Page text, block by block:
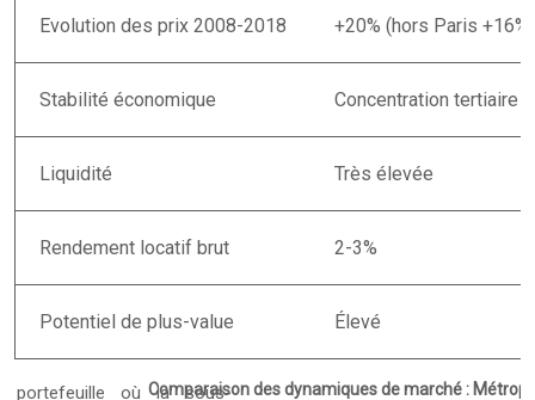
Comparaison des dynamiques de marché :
Evolution des prix 2008-2018 +20% (hors Paris +16%)
Stabilité économique Concentration tertiaire
Liquidité Très élevée
Rendement locatif brut 2-3%
Potentiel de plus-value Élevé